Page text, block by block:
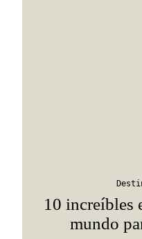
10 increíbles
mundo